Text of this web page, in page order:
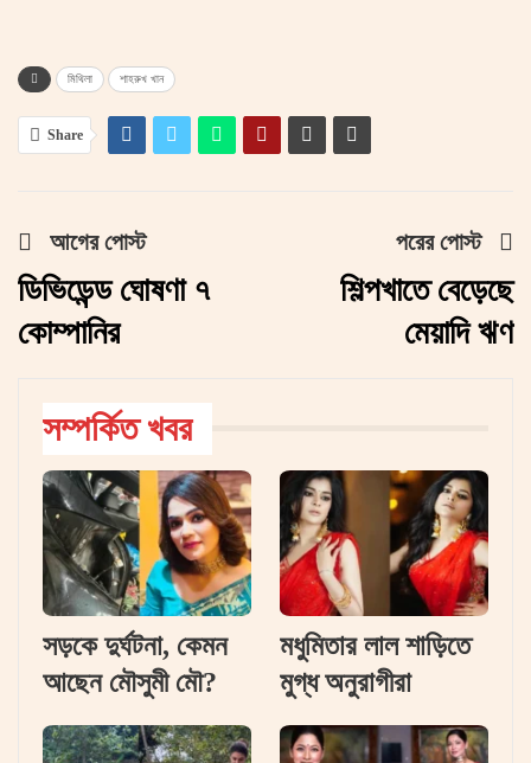
মিথিলা শাহরুখ খান
Share
আগের পোস্ট
ডিভিডেন্ড ঘোষণা ৭
কোম্পানির
পরের পোস্ট
শিল্পখাতে বেড়েছে
মেয়াদি ঋণ
সম্পর্কিত খবর
সড়কে দুর্ঘটনা, কেমন
আছেন মৌসুমী মৌ?
মধুমিতার লাল শাড়িতে
মুগ্ধ অনুরাগীরা